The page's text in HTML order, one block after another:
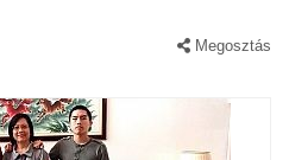
Megosztás